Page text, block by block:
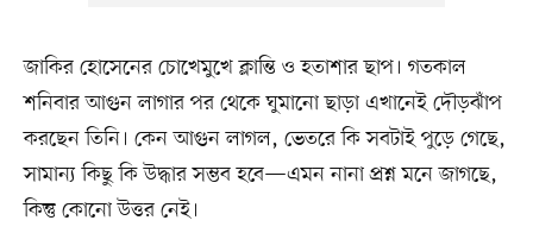
জাকির হোসেনের চোখেমুখে ক্লান্তি ও হতাশার ছাপ। গতকাল
শনিবার আগুন লাগার পর থেকে ঘুমানো ছাড়া এখানেই দৌড়ঝাঁপ
করছেন তিনি। কেন আগুন লাগল, ভেতরে কি সবটাই পুড়ে গেছে,
সামান্য কিছু কি উদ্ধার সম্ভব হবে—এমন নানা প্রশ্ন মনে জাগছে,
কিন্তু কোনো উত্তর নেই।